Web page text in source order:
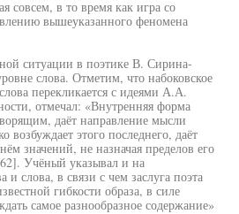
совсем, в то время как игра со
вышеуказанного феномена
ситуации в поэтике В. Сирина-
слова. Отметим, что набоковское
перекликается с идеями А.А.
отмечал: «Внутренняя форма
даёт направление мысли
возбуждает этого последнего, даёт
значений, не назначая пределов его
Учёный указывал и на
и слова, в связи с чем заслуга поэта
гибкости образа, в силе
самое разнообразное содержание»